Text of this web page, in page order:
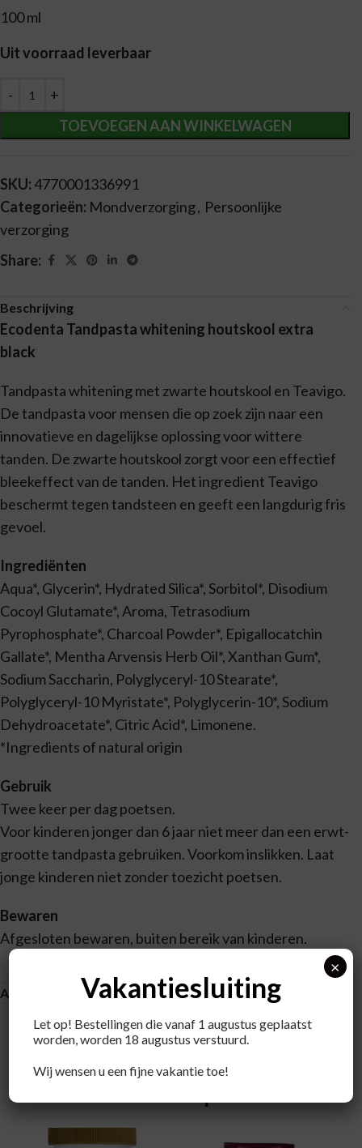
100 ml
Uit voorraad leverbaar
TOEVOEGEN AAN WINKELWAGEN
Alternative:
SKU: 4770001336991
Categorieën: Mondverzorging, Persoonlijke
verzorging
Share:
Beschrijving
Ecodenta Tandpasta whitening houtskool extra
black
Tandpasta whitening met zwarte houtskool en Teavigo.
De tandpasta voor mensen die op zoek zijn naar een
innovatieve en dagelijkse oplossing voor wittere
tanden. De zwarte houtskool zorgt voor een effectief
bleekeffect van de tanden. Het ingredient Teavigo
beschermt tegen tandsteen en geeft een langdurig fris
gevoel.
Ingrediënten
Aqua*, Glycerin*, Hydrated Silica*, Sorbitol*, Disodium
Cocoyl Glutamate*, Aroma, Tetrasodium
Pyrophosphate*, Charcoal Powder*, Epigallocatchin
Gallate*, Mentha Arvensis Herb Oil*, Xanthan Gum*,
Sodium Saccharin, Polyglyceryl-10 Stearate*,
Polyglyceryl-10 Myristate*, Polyglycerin-10*, Sodium
Dehydroacetate*, Citric Acid*, Limonene.
*Ingredients of natural origin
Gebruik
Twee keer per dag poetsen.
Voor kinderen jonger dan 6 jaar niet meer dan een erwt-
grootte tandpasta gebruiken. Voorkom inslikken. Laat
jonge kinderen niet zonder toezicht poetsen.
Bewaren
Afgesloten bewaren, buiten bereik van kinderen.
Aanvullende informatieVakantiesluiting
Let op! Bestellingen die vanaf 1 augustus geplaatst
worden, worden 18 augustus verstuurd.
Wij wensen u een fijne vakantie toe!
×